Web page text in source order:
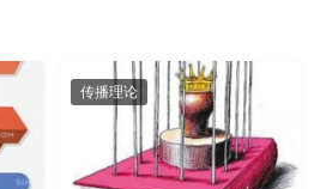
传播理论